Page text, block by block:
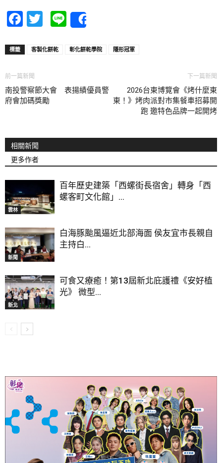
Facebook
Twitter
Line
標籤 客製化餅乾 彰化餅乾學院 隱形冠軍
前一篇新聞
南投警察節大會 表揚績優員警
府會加碼獎勵
下一篇新聞
2026台東博覽會《烤什麼東
東！》烤肉派對市集餐車招募開
跑 邀特色品牌一起開烤
相關新聞
更多作者
雲林
百年歷史建築「西螺街長宿舍」轉身「西
螺客町文化館」...
新聞
白海豚颱風逼近北部海面 侯友宜市長親自
主持白...
新北
可食又療癒！第13屆新北庇護禮《安好植
光》 微型...